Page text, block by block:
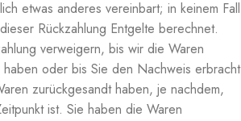
etwas anderes vereinbart; in keinem Fall
Rückzahlung Entgelte berechnet.
verweigern, bis wir die Waren
oder bis Sie den Nachweis erbracht
zurückgesandt haben, je nachdem,
ist. Sie haben die Waren